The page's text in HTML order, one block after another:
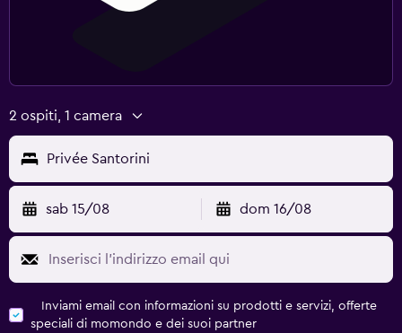
2 ospiti, 1 camera
Privée Santorini
sab 15/08 dom 16/08
Inviami email con informazioni su prodotti e servizi, offerte
speciali di momondo e dei suoi partner